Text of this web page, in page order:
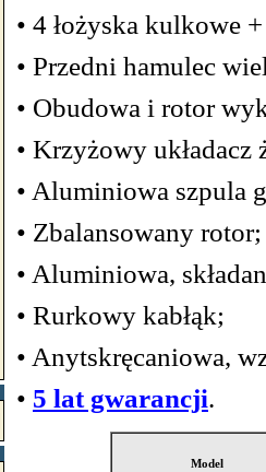
• 4 łożyska kulkowe
• Przedni hamulec
• Obudowa i rotor
• Krzyżowy układacz
• Aluminiowa szpula
• Zbalansowany rotor;
• Aluminiowa,
• Rurkowy kabłąk;
• Anytskręcaniowa,
• 5 lat gwarancji.
Model